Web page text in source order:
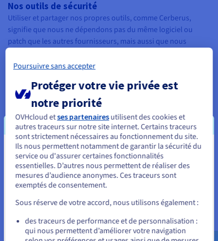
Nos outils de sécurité
Utiliser et partager nos propres outils, comme Cerberus,
signifie que nous ne dépendons pas du même logiciel ou
patch que les autres fournisseurs, mais aussi que nous
savons exactement ce qu’il se passe en permanence.
Nous pouvons donc adapter nos outils aux besoins de nos
clients et répondre rapidement et efficacement à tout
dysfonctionnement pouvant survenir.
Enfin, nous avons mis en place un système de surveillance de
haut niveau pour tous les services. Le programme détecte les
incidents de production et de sécurité, surveille les fonctions
essentielles et assure la continuité du service dans l'exécution
des tâches automatisées.
Protéger nos clients contre les risques de
sécurité
Nos équipes techniques disposent des meilleurs outils du
secteur – par exemple, les web application firewalls (WAF) et
notre serveur Bastion, qui gère les identifiants et l'activité des
Vous semblez être localisé en États-
Unis.
Pour commander, rendez-vous sur le site de votre pays (États-
Allez sur le site États-Unis
us.ovhcloud.com/
Anglais USD - $
Poursuivre sans accepter
Protéger votre vie privée est
notre priorité
OVHcloud etses partenairesutilisent des cookies et
autres traceurs sur notre site internet. Certains traceurs
sont strictement nécessaires au fonctionnement du site.
Ils nous permettent notamment de garantir la sécurité du
service ou d'assurer certaines fonctionnalités
essentielles. D’autres nous permettent de réaliser des
mesures d’audience anonymes. Ces traceurs sont
exemptés de consentement.
Sous réserve de votre accord, nous utilisons également :
des traceurs de performance et de personnalisation :
qui nous permettent d’améliorer votre navigation